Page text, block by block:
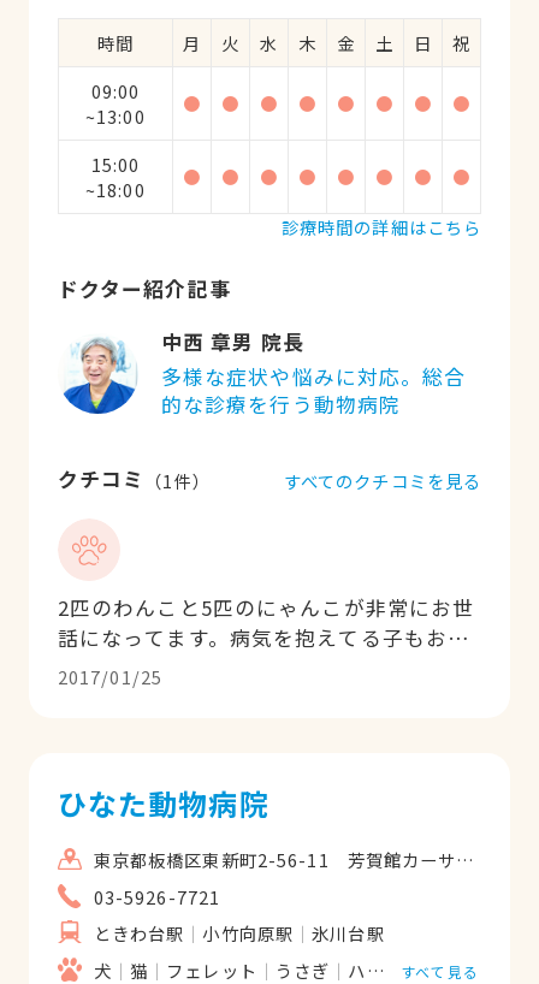
時間 月 火 水 木 金 土 日
祝
09:00
~13:00
● ● ● ● ● ● ● ●
15:00
~18:00
● ● ● ● ● ● ●
●
診療時間の詳細はこちら
ドクター紹介記事
中西 章男 院長
多様な症状や悩みに対応。総合
的な診療を行う動物病院
クチコミ （1件）
2匹のわんこと5匹のにゃんこが非常にお世
話になってます。病気を抱えてる子もお
り、ここ数年はお世話になりっぱなしで
す。どの先生も看護師さんもとても親切
の気持ちを酌んでくださり、治療に関して
も納得いくまで説明をしてくれます。費用
の面も相談しながら対応してくれたりと、
本当に助かってます。7匹もいるのにそれ
ぞれの名前も完璧に覚えてる先生に心意気
も感じます（笑）。飼い主である人間の私
も、こんな素敵な病院＆ホームドクターに
2017/01/25
すべてのクチコミを見る
ひなた動物病院
東京都板橋区東新町2-56-11 芳賀館カーサフローラ2 103
03-5926-7721
ときわ台駅
小竹向原駅
氷川台駅
犬
猫 フェレット うさぎ ハムスター モルモッ
すべて見る